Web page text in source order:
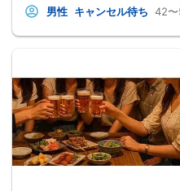
男性 キャンセル待ち 42